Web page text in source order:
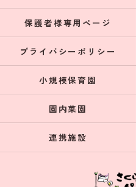
保護者様専用ページ
プライバシーポリシー
小規模保育園
園内菜園
連携施設